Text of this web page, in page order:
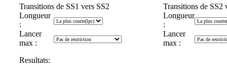
Transitions de SS1 vers SS2
Transitions de SS2
Longueur
:
Longueur
:
Lancer
max :
Lancer
max :
Resultats: